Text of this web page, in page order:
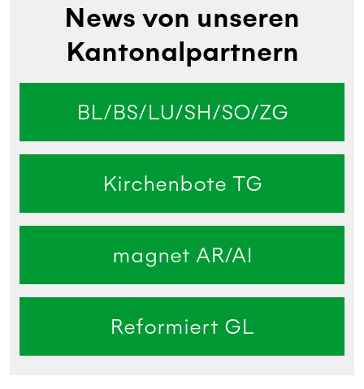
News von unseren
Kantonalpartnern
BL/BS/LU/SH/SO/ZG
Kirchenbote TG
magnet AR/AI
Reformiert GL